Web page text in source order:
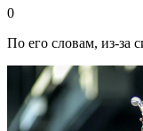
0
По его словам, из-за